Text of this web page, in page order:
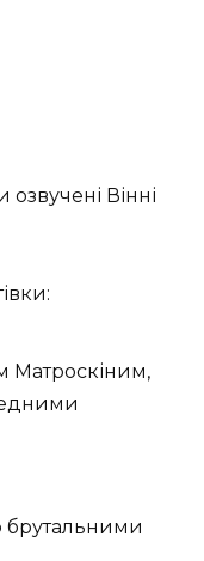
Вінні
Матроскіним,
брутальними